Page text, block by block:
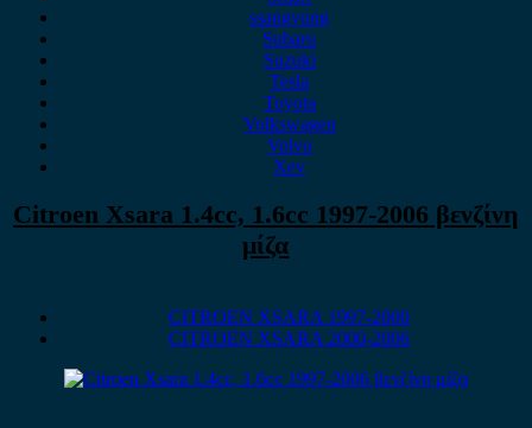
ssangyong
Subaru
Suzuki
Tesla
Toyota
Volkswagen
Volvo
Xev
Citroen Xsara 1.4cc, 1.6cc 1997-2006 βενζίνη
μίζα
CITROEN XSARA 1997-2000
CITROEN XSARA 2000-2006